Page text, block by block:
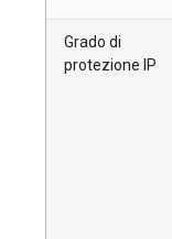
Grado di
protezione IP